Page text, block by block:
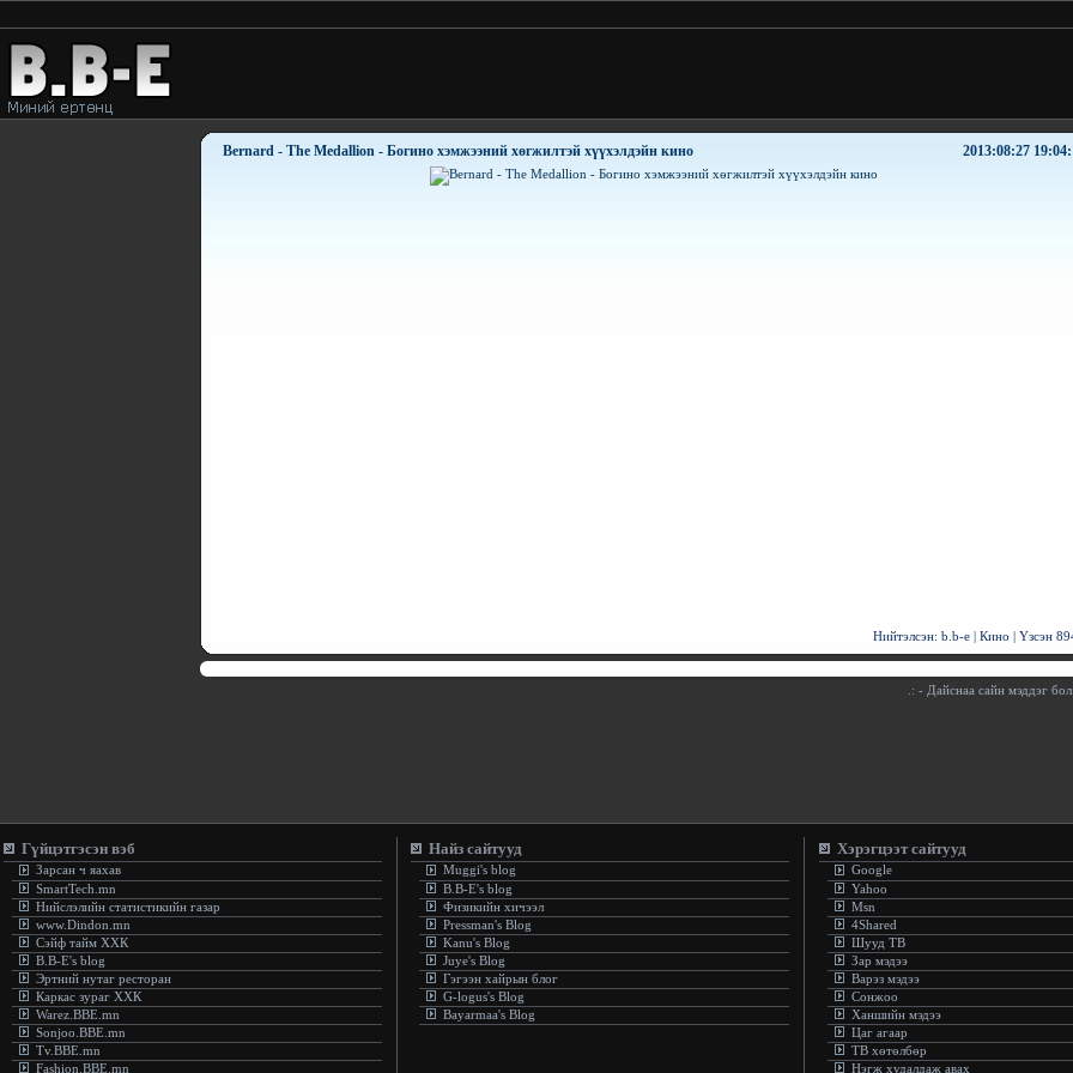
Bernard - The Medallion - Богино хэмжээний хөгжилтэй хүүхэлдэйн кино 2013:08:27
Нийтэлсэн: b.b-e | Кино | Үзсэн
- Дайснаа сайн мэддэг
Гүйцэтгэсэн вэб
Зарсан ч яахав
SmartTech.mn
Нийслэлийн статистикийн газар
www.Dindon.mn
Сэйф тайм ХХК
B.B-E's blog
Эртний нутаг ресторан
Каркас зураг ХХК
Warez.BBE.mn
Sonjoo.BBE.mn
Tv.BBE.mn
Fashion.BBE.mn
Найз сайтууд
Muggi's blog
B.B-E's blog
Физикийн хичээл
Pressman's Blog
Kanu's Blog
Juye's Blog
Гэгээн хайрын блог
G-logus's Blog
Bayarmaa's Blog
Хэрэгцээт сайтууд
Google
Yahoo
Msn
4Shared
Шууд ТВ
Зар мэдээ
Варэз мэдээ
Сонжоо
Ханшийн мэдээ
Цаг агаар
ТВ хөтөлбөр
Нэгж худалдаж авах